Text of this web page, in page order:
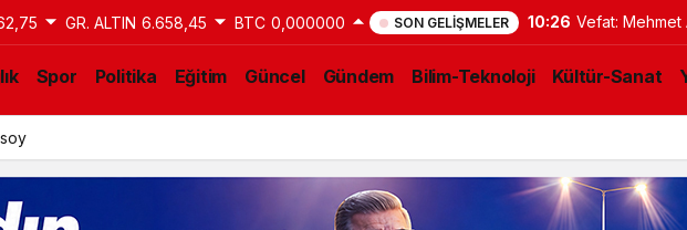
GR. ALTIN 6.658,45 BTC 0,000000 SON GELIŞMELER 10:26 Vefat: Mehmet
Spor Politika Eğitim Güncel Gündem Bilim-Teknoloji Kültür-Sanat